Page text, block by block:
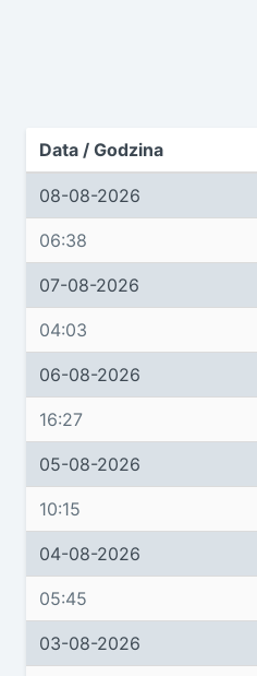
Data / Godzina
08-08-2026
06:38
07-08-2026
04:03
06-08-2026
16:27
05-08-2026
10:15
04-08-2026
05:45
03-08-2026